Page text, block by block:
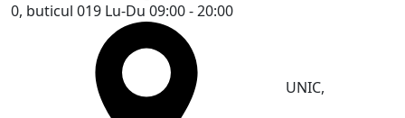
0, buticul 019 Lu-Du 09:00 - 20:00
UNIC,